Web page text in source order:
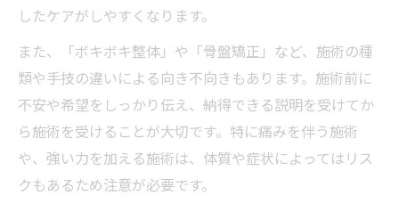
したケアがしやすくなります。
また、「ボキボキ整体」や「骨盤矯正」など、施術の種
類や手技の違いによる向き不向きもあります。施術前に
不安や希望をしっかり伝え、納得できる説明を受けてか
ら施術を受けることが大切です。特に痛みを伴う施術
や、強い力を加える施術は、体質や症状によってはリス
クもあるため注意が必要です。